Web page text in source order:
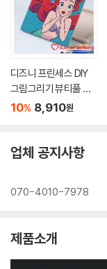
디즈니 프린세스 DIY
그림그리기 뷰티풀 에
리얼 25X25
10% 8,910원
업체 공지사항
070-4010-7978
제품소개